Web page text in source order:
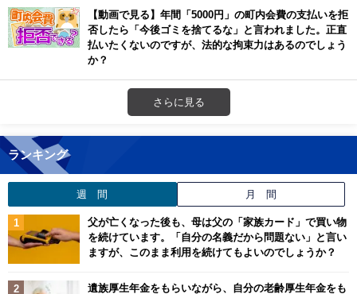
【動画で見る】年間「5000円」の町内会費の支払いを拒
否したら「今後ゴミを捨てるな」と言われました。正直
払いたくないのですが、法的な拘束力はあるのでしょう
か？
さらに見る
ランキング
週 間 月 間
父が亡くなった後も、母は父の「家族カード」で買い物
を続けています。「自分の名義だから問題ない」と言い
ますが、このまま利用を続けてもよいのでしょうか？
遺族厚生年金をもらいながら、自分の老齢厚生年金をも